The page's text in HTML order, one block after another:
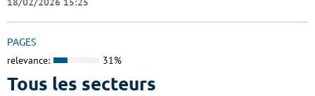
PAGES
relevance: 31%
Tous les secteurs